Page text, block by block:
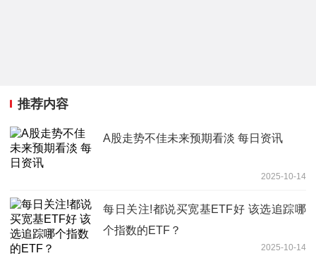
推荐内容
A股走势不佳未来预期看淡 每日资讯
2025-10-14
每日关注!都说买宽基ETF好 该选追踪哪
个指数的ETF？
2025-10-14